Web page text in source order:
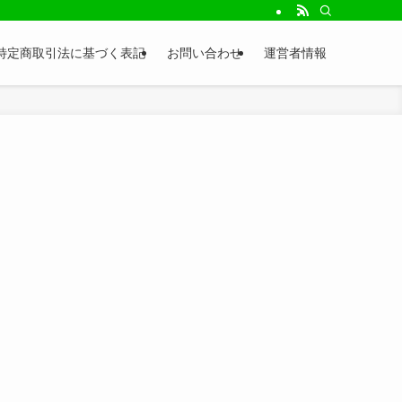
定商取引法に基づく表記 お問い合わせ 運営者情報